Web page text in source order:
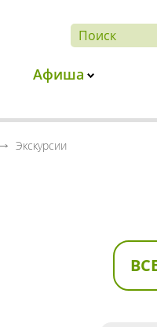
Афиша
Экскурсии